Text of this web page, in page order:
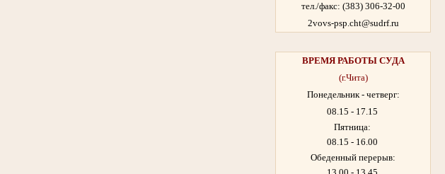
тел./факс: (383) 306-32-00
2vovs-psp.cht@sudrf.ru
ВРЕМЯ РАБОТЫСУДА
(г.Чита)
Понедельник - четверг:
08.15 - 17.15
Пятница:
08.15 - 16.00
Обеденный перерыв: